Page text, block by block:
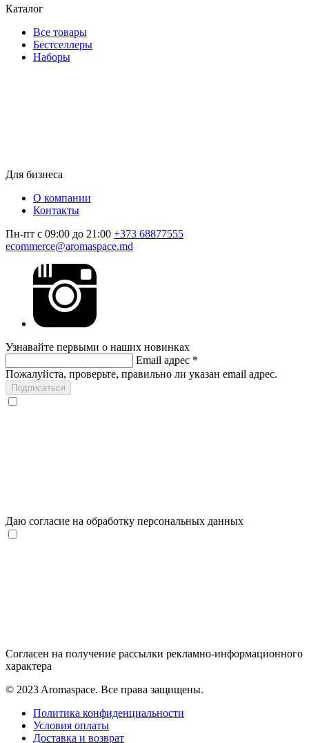
Каталог
Все товары
Бестселлеры
Наборы
Для бизнеса
О компании
Контакты
Пн-пт с 09:00 до 21:00 +373 68877555
ecommerce@aromaspace.md
Узнавайте первыми о наших новинках
Email адрес *
Пожалуйста, проверьте, правильно ли указан email адрес.
Подписаться
Даю согласие на обработку персональных данных
Согласен на получение рассылки рекламно-информационного
характера
© 2023 Aromaspace. Все права защищены.
Политика конфиденциальности
Условия оплаты
Доставка и возврат